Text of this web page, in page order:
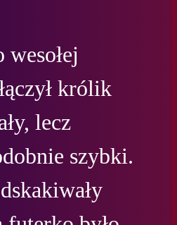
królik
lecz
szybki.